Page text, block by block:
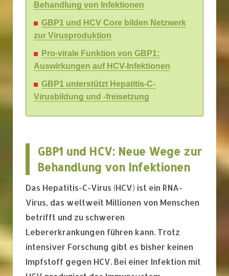
Behandlung von Infektionen
GBP1 und HCV Core bilden Netzwerk
zur Virusproduktion
Pro-virale Funktion von GBP1:
Auswirkungen auf HCV-Infektionen
GBP1 unterstützt Hepatitis-C-
Virusbildung und -freisetzung
GBP1 und HCV: Neue Wege zur
Behandlung von Infektionen
Das Hepatitis-C-Virus (HCV) ist ein RNA-
Virus, das weltweit Millionen von Menschen
betrifft und zu schweren
Lebererkrankungen führen kann. Trotz
intensiver Forschung gibt es bisher keinen
Impfstoff gegen HCV. Bei einer Infektion mit